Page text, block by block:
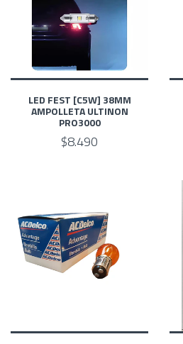
LED FEST [C5W] 38MM
AMPOLLETA ULTINON
PRO3000
$8.490